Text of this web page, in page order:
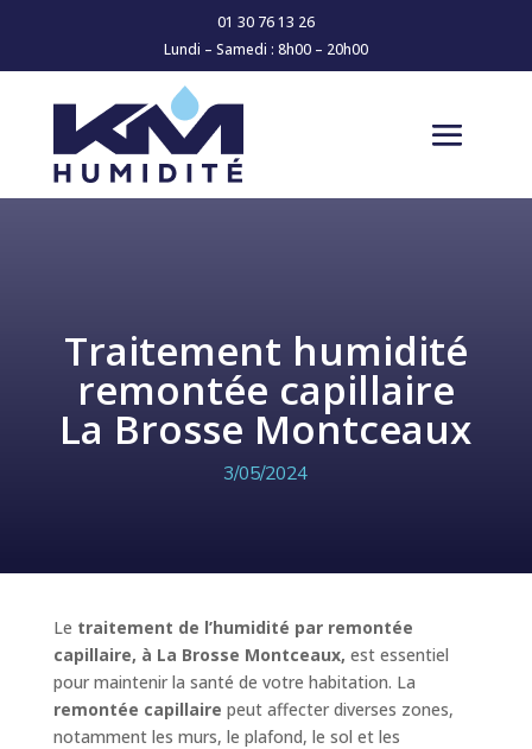
01 30 76 13 26
Lundi – Samedi : 8h00 – 20h00
Traitement humidité
remontée capillaire
La Brosse Montceaux
3/05/2024
Le traitement de l’humidité par remontée
capillaire, à La Brosse Montceaux, est essentiel
pour maintenir la santé de votre habitation. La
remontée capillaire peut affecter diverses zones,
notamment les murs, le plafond, le sol et les